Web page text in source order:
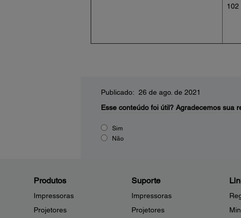
102
Publicado: 26 de ago. de 2021
Esse conteúdo foi útil? Agradecemos sua
Sim
Não
Produtos
Impressoras
Projetores
Suporte
Impressoras
Projetores